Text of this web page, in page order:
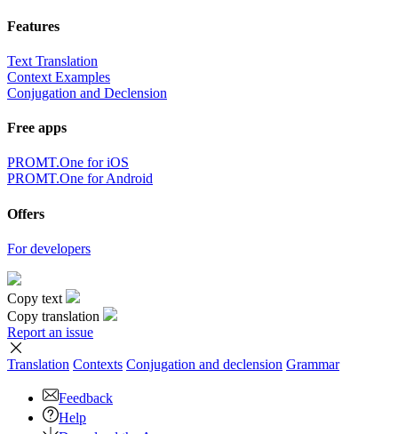
Features
Text Translation
Context Examples
Conjugation and Declension
Free apps
PROMT.One for iOS
PROMT.One for Android
Offers
For developers
Copy text
Copy translation
Report an issue
Translation Contexts Conjugation and declension Grammar
Feedback
Help